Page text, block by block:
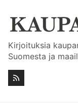
Kirjoituksia
Suomesta ja